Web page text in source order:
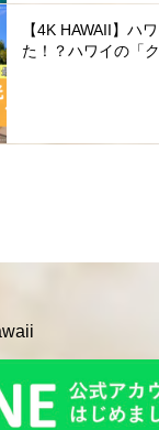
【4K HAWAII】ハ
た！？ハワイの「ク